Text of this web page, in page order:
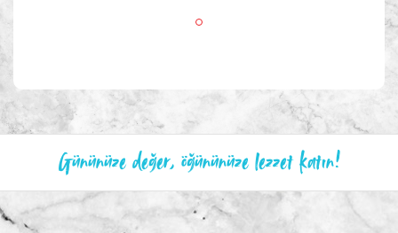
Gününüze değer, öğününüze lezzet katın!